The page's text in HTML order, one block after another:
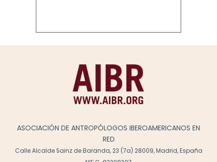
ASOCIACIÓN DE ANTROPÓLOGOS IBEROAMERICANOS EN
RED
Calle Alcalde Sainz de Baranda, 23 (7a) 28009, Madrid, España